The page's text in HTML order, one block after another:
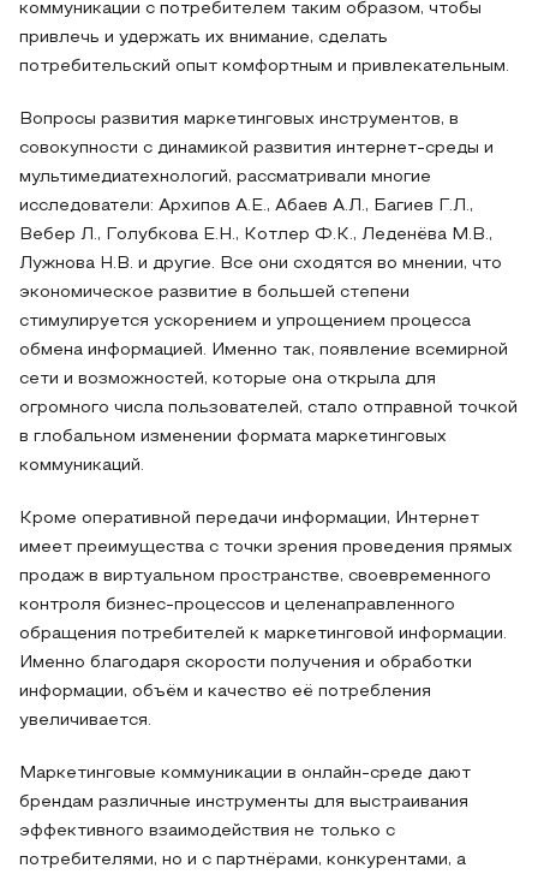
коммуникации с потребителем таким образом, чтобы
привлечь и удержать их внимание, сделать
потребительский опыт комфортным и привлекательным.
Вопросы развития маркетинговых инструментов, в
совокупности с динамикой развития интернет-среды и
мультимедиатехнологий, рассматривали многие
исследователи: Архипов А.Е., Абаев А.Л., Багиев Г.Л.,
Вебер Л., Голубкова Е.Н., Котлер Ф.К., Леденёва М.В.,
Лужнова Н.В. и другие. Все они сходятся во мнении, что
экономическое развитие в большей степени
стимулируется ускорением и упрощением процесса
обмена информацией. Именно так, появление всемирной
сети и возможностей, которые она открыла для
огромного числа пользователей, стало отправной точкой
в глобальном изменении формата маркетинговых
коммуникаций.
Кроме оперативной передачи информации, Интернет
имеет преимущества с точки зрения проведения прямых
продаж в виртуальном пространстве, своевременного
контроля бизнес-процессов и целенаправленного
обращения потребителей к маркетинговой информации.
Именно благодаря скорости получения и обработки
информации, объём и качество её потребления
увеличивается.
Маркетинговые коммуникации в онлайн-среде дают
брендам различные инструменты для выстраивания
эффективного взаимодействия не только с
потребителями, но и с партнёрами, конкурентами, а